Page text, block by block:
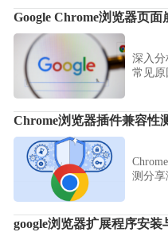
Google Chrome浏览器页
深入分
常见原
Chrome浏览器插件兼容性
测分享
google浏览器扩展程序安